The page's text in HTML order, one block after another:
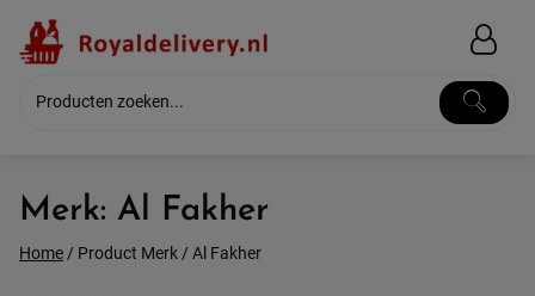
content
Merk: Al Fakher
Home/ Product Merk / Al Fakher